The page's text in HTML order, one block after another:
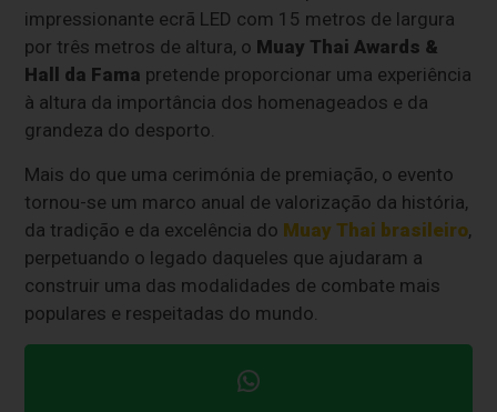
impressionante ecrã LED com 15 metros de largura
por três metros de altura, o Muay Thai Awards &
Hall da Fama pretende proporcionar uma experiência
à altura da importância dos homenageados e da
grandeza do desporto.
Mais do que uma cerimónia de premiação, o evento
tornou-se um marco anual de valorização da história,
da tradição e da excelência do Muay Thai brasileiro,
perpetuando o legado daqueles que ajudaram a
construir uma das modalidades de combate mais
populares e respeitadas do mundo.